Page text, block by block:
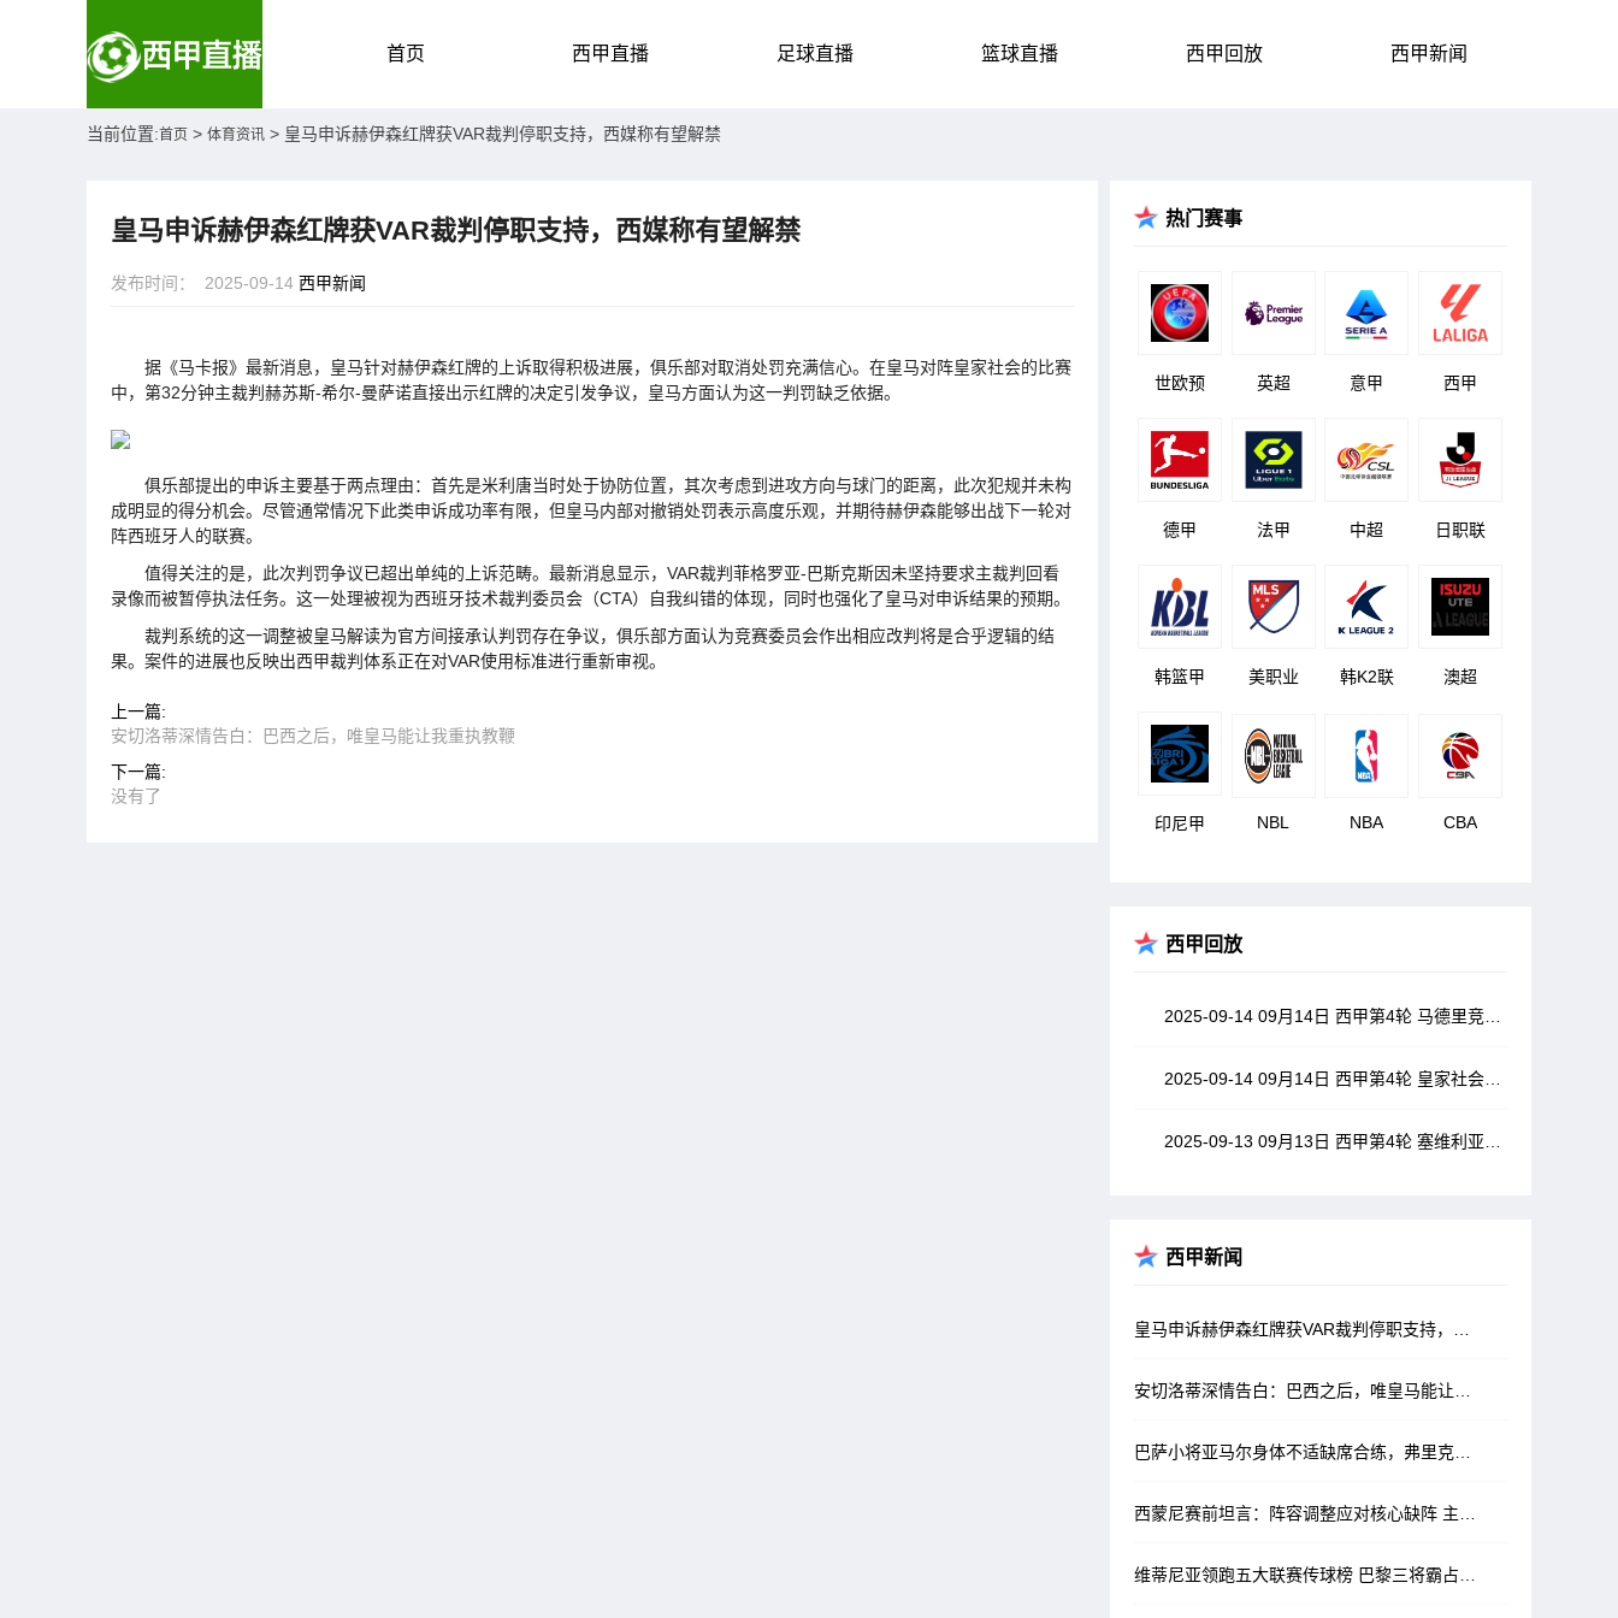
首页 西甲直播 足球直播 篮球直播 西甲回放 西甲新闻
当前位置:首页 > 体育资讯 > 皇马申诉赫伊森红牌获VAR裁判停职支持，西媒称有望解禁
皇马申诉赫伊森红牌获VAR裁判停职支持，西媒称有望解禁
发布时间： 2025-09-14 西甲新闻
据《马卡报》最新消息，皇马针对赫伊森红牌的上诉取得积极进展，俱乐部对取消处罚充满信心。在皇马对阵皇家社会的比赛
中，第32分钟主裁判赫苏斯-希尔-曼萨诺直接出示红牌的决定引发争议，皇马方面认为这一判罚缺乏依据。
俱乐部提出的申诉主要基于两点理由：首先是米利唐当时处于协防位置，其次考虑到进攻方向与球门的距离，此次犯规并未构
成明显的得分机会。尽管通常情况下此类申诉成功率有限，但皇马内部对撤销处罚表示高度乐观，并期待赫伊森能够出战下一轮对
阵西班牙人的联赛。
值得关注的是，此次判罚争议已超出单纯的上诉范畴。最新消息显示，VAR裁判菲格罗亚-巴斯克斯因未坚持要求主裁判回看
录像而被暂停执法任务。这一处理被视为西班牙技术裁判委员会（CTA）自我纠错的体现，同时也强化了皇马对申诉结果的预期。
裁判系统的这一调整被皇马解读为官方间接承认判罚存在争议，俱乐部方面认为竞赛委员会作出相应改判将是合乎逻辑的结
果。案件的进展也反映出西甲裁判体系正在对VAR使用标准进行重新审视。
上一篇:
安切洛蒂深情告白：巴西之后，唯皇马能让我重执教鞭
下一篇:
没有了
热门赛事
世欧预 英超 意甲 西甲
德甲 法甲 中超 日职联
韩篮甲 美职业 韩K2联 澳超
印尼甲 NBL NBA CBA
西甲回放
西甲新闻